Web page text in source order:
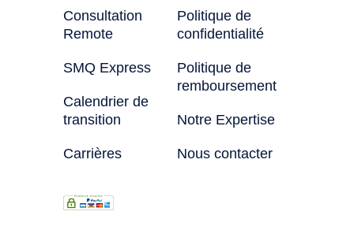
Consultation
Remote
SMQ Express
Calendrier de
transition
Carrières
Politique de
confidentialité
Politique de
remboursement
Notre Expertise
Nous contacter